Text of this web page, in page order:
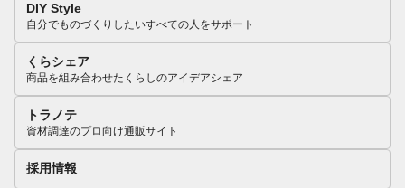
DIY Style
自分でものづくりしたいすべての人をサポート
くらシェア
商品を組み合わせたくらしのアイデアシェア
トラノテ
資材調達のプロ向け通販サイト
採用情報